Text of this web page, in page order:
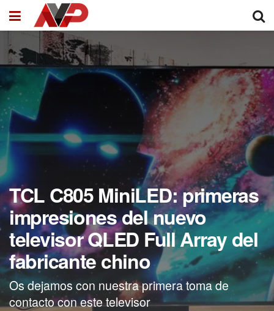
TCL C805 MiniLED: primeras
impresiones del nuevo
televisor QLED Full Array del
fabricante chino
Os dejamos con nuestra primera toma de
contacto con este televisor